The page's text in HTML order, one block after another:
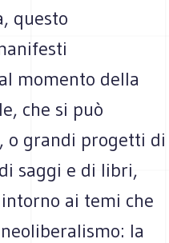
questo
momento della
che si può
o grandi progetti di
saggi e di libri,
ai temi che
la